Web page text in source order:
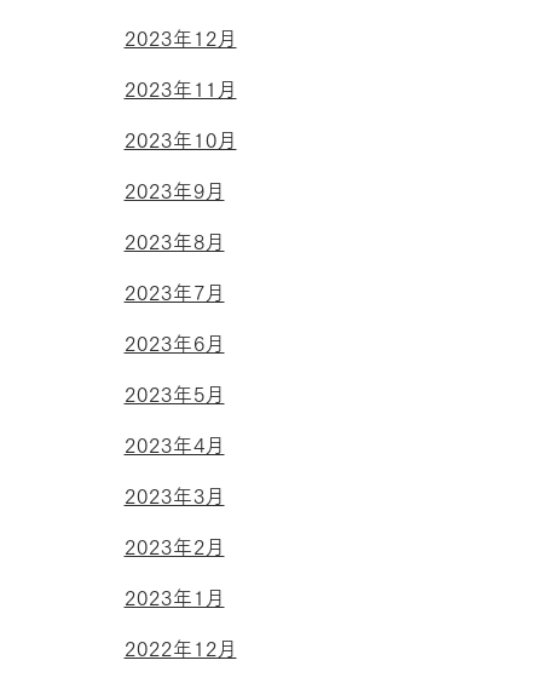
2023年12月
2023年11月
2023年10月
2023年9月
2023年8月
2023年7月
2023年6月
2023年5月
2023年4月
2023年3月
2023年2月
2023年1月
2022年12月